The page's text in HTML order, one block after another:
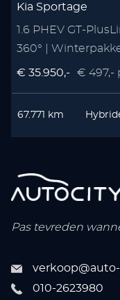
Kia Sportage
1.6 PHEV GT-
360° |
€ 35.950,- € 497,-
67.771 km
Pas tevreden
verkoop@auto-
010-2623980